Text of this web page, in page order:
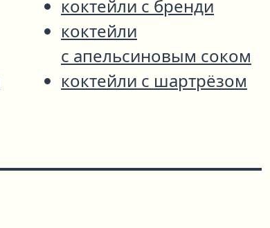
коктейли с бренди
коктейли
с апельсиновым соком
коктейли с шартрёзом